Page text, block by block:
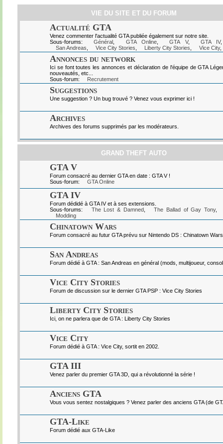
VIE DU SITE ET DU FORUM
Actualité GTA
Venez commenter l'actualité GTA publiée également sur notre site.
Sous-forums:
Général GTA Online, GTA V, GTA IV
San Andreas
Vice City Stories Liberty City Stories Vice City,
Annonces du network
Ici se font toutes les annonces et déclaration de l'équipe de GTA
nouveautés, etc...
Sous-forum:
Recrutement
Suggestions
Une suggestion ? Un bug trouvé ? Venez vous exprimer ici !
Archives
Archives des forums supprimés par les modérateurs.
GRAND THEFT AUTO
GTA V
Forum consacré au dernier GTA en date : GTA V !
Sous-forum:
GTA Online
GTA IV
Forum dédidé à GTA IV et à ses extensions.
Sous-forums:
The Lost & Damned, The Ballad of Gay Tony,
Modding
Chinatown Wars
Forum consacré au futur GTA prévu sur Nintendo DS : Chinatown Wars
San Andreas
Forum dédié à GTA : San Andreas en général (mods, multijoueur,
Vice City Stories
Forum de discussion sur le dernier GTA PSP : Vice City Stories
Liberty City Stories
Ici, on ne parlera que de GTA : Liberty City Stories
Vice City
Forum dédié à GTA : Vice City, sortit en 2002.
GTA III
Venez parler du premier GTA 3D, qui a révolutionné la série !
Anciens GTA
Vous vous sentez nostalgiques ? Venez parler des anciens GTA (de
GTA-Like
Forum dédié aux GTA-Like